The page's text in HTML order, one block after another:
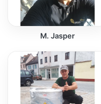
M. Jasper